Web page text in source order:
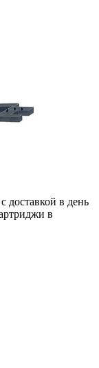
доставкой в день
в